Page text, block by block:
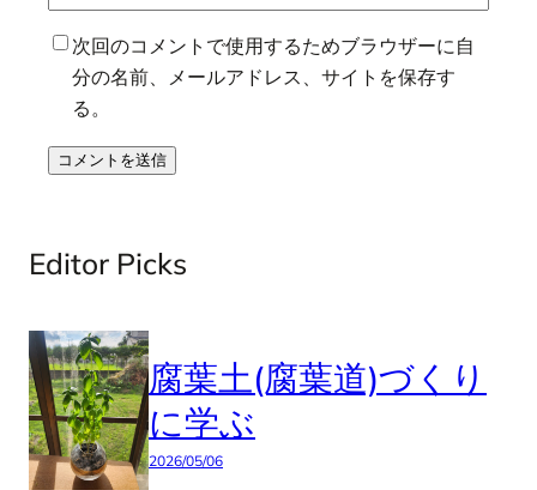
次回のコメントで使用するためブラウザーに自
分の名前、メールアドレス、サイトを保存す
る。
Editor Picks
腐葉土(腐葉道)づくり
に学ぶ
2026/05/06